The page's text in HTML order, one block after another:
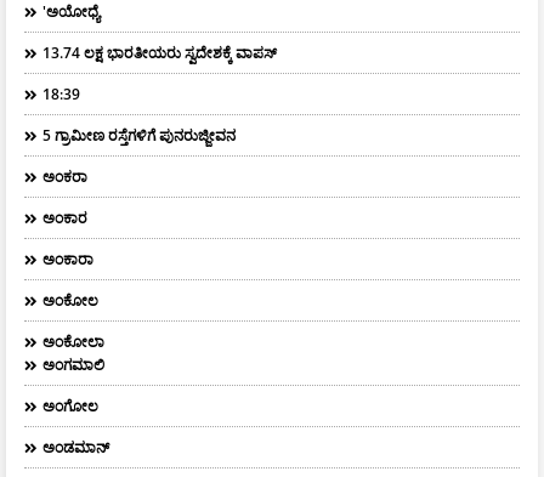
'ಅಯೋಧ್ಯೆ
13.74 ಲಕ್ಷ ಭಾರತೀಯರು ಸ್ವದೇಶಕ್ಕೆ ವಾಪಸ್
18:39
5 ಗ್ರಾಮೀಣ ರಸ್ತೆಗಳಿಗೆ ಪುನರುಜ್ಜೀವನ
ಅಂಕರಾ
ಅಂಕಾರ
ಅಂಕಾರಾ
ಅಂಕೋಲ
ಅಂಕೋಲಾ
ಅಂಗಮಾಲಿ
ಅಂಗೋಲ
ಅಂಡಮಾನ್